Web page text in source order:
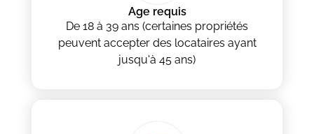
Age requis
De 18 à 39 ans (certaines propriétés
peuvent accepter des locataires ayant
jusqu'à 45 ans)